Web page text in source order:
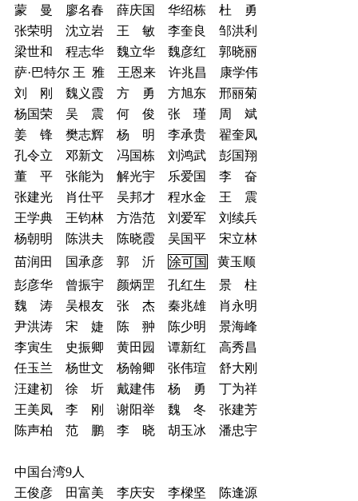
蒙 曼 廖名春 薛庆国 华绍栋 杜 勇
张荣明 沈立岩 王 敏 李奎良 邹洪利
梁世和 程志华 魏立华 魏彦红 郭晓丽
萨·巴特尔 王 雅 王恩来 许兆昌 康学伟
刘 刚 魏义霞 方 勇 方旭东 邢丽菊
杨国荣 吴 震 何 俊 张 瑾 周 斌
姜 锋 樊志辉 杨 明 李承贵 翟奎凤
孔令立 邓新文 冯国栋 刘鸿武 彭国翔
董 平 张能为 解光宇 乐爱国 李 奋
张建光 肖仕平 吴邦才 程水金 王 震
王学典 王钧林 方浩范 刘爱军 刘续兵
杨朝明 陈洪夫 陈晓霞 吴国平 宋立林
苗润田 国承彦 郭 沂 涂可国
黄玉顺
彭彦华 曾振宇 颜炳罡 孔红生 景 柱
魏 涛 吴根友 张 杰 秦兆雄 肖永明
尹洪涛 宋 婕 陈 翀 陈少明 景海峰
李寅生 史振卿 黄田园 谭新红 高秀昌
任玉兰 杨世文 杨翰卿 张伟瑄 舒大刚
汪建初 徐 圻 戴建伟 杨 勇 丁为祥
王美凤 李 刚 谢阳举 魏 冬 张建芳
陈声柏 范 鹏 李 晓 胡玉冰 潘忠宇
中国台湾9人
王俊彦 田富美 李庆安 李樑坚 陈逢源